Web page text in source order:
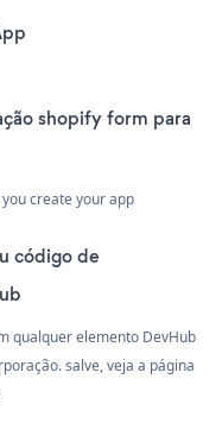
shopify form para
create your app
código de
qualquer elemento DevHub
salve, veja a página